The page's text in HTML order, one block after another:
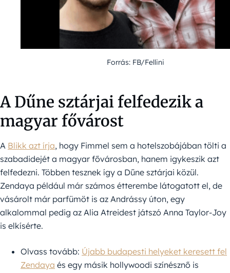
Forrás: FB/Fellini
A Dűne sztárjai felfedezik a
magyar fővárost
A Blikk azt írja, hogy Fimmel sem a hotelszobájában tölti a
szabadidejét a magyar fővárosban, hanem igykeszik azt
felfedezni. Többen tesznek így a Dűne sztárjai közül.
Zendaya például már számos étterembe látogatott el, de
vásárolt már parfümöt is az Andrássy úton, egy
alkalommal pedig az Alia Atreidest játszó Anna Taylor-Joy
is elkísérte.
Olvass tovább: Újabb budapesti helyeket keresett fel
Zendaya és egy másik hollywoodi színésznő is